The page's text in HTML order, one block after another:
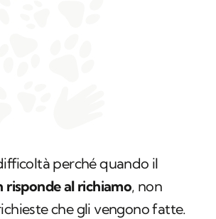
perché quando il
risponde al richiamo, non
che gli vengono fatte.